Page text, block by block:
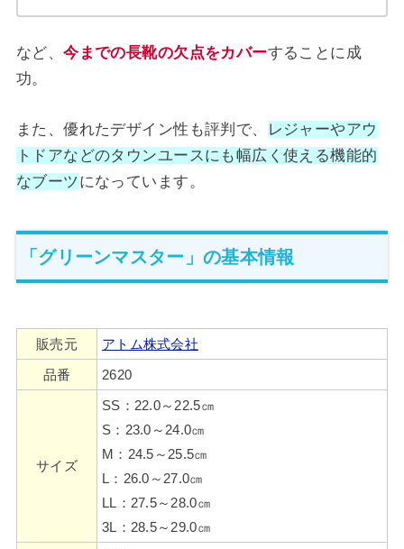
など、今までの長靴の欠 点をカバーすることに成
功。
また、優れたデザイン性も評判で、
レジャーやアウ
トドアなどのタウンユースにも幅広く使える機能的
なブーツ になっています。
「グリーンマスター」の基本情報
販売元
アトム株式会社
品番
2620
サイズ
SS：22.0～22.5㎝
S：23.0～24.0㎝
M：24.5～25.5㎝
L：26.0～27.0㎝
LL：27.5～28.0㎝
3L：28.5～29.0㎝